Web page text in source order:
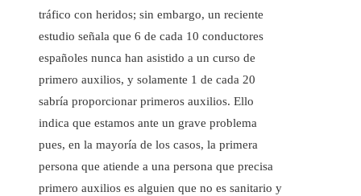
tráfico con heridos; sin embargo, un reciente
estudio señala que 6 de cada 10 conductores
españoles nunca han asistido a un curso de
primero auxilios, y solamente 1 de cada 20
sabría proporcionar primeros auxilios. Ello
indica que estamos ante un grave problema
pues, en la mayoría de los casos, la primera
persona que atiende a una persona que precisa
primero auxilios es alguien que no es sanitario y